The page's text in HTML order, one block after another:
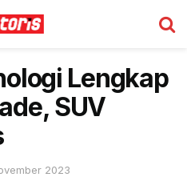
Lengkap
SUV
2023